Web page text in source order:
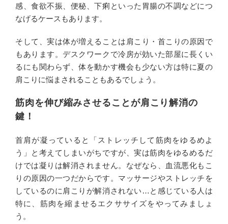
感、食欲不振、便秘、下痢といった胃腸の不調などにつ
なげるケースもあります。
そして、実は体が増えることは肩こり・首こりの原因で
もあります。デスクワークで冷房が効いた部屋に長くい
るにも関わらず、体を動かす機会も少ない方は特に夏の
肩こりに悩まされることもあるでしょう。
筋肉を伸び縮みさせることが肩こり解消の
鍵！
首肩が凝っていると「ストレッチして筋肉をゆるめよ
う」と考えてしまいがちですが、実は筋肉をゆるめるだ
けでは凝りは解消されません。なぜなら、血流悪化もこ
りの原因の一つだからです。マッサージやストレッチを
しているのに肩こりが解消されない…と感じている人は
特に、筋肉を縮ませるエクササイズをやってみましょ
う。